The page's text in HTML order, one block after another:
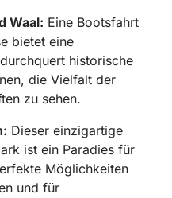
Waal: Eine Bootsfahrt
bietet eine
historische
die Vielfalt der
zu sehen.
Dieser einzigartige
ist ein Paradies für
Möglichkeiten
und für